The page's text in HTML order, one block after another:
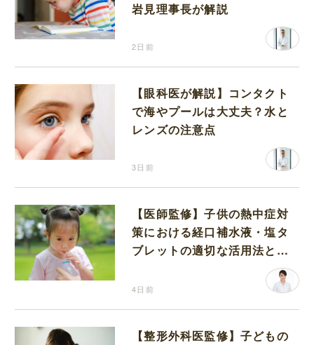
岩見理事長が解説
2日前
【眼科医が解説】コンタクト
で海やプールは大丈夫？水と
レンズの注意点
3日前
【医師監修】子供の熱中症対
策における経口補水液・塩タ
ブレットの適切な活用法と水
4日前
【整形外科医監修】子どもの